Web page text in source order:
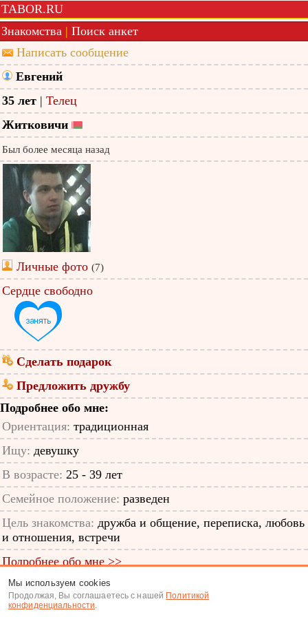
TABOR.RU
Знакомства | Поиск анкет
Написать сообщение
Евгений
35 лет | Телец
Житковичи
Был более месяца назад
Личные фото (7)
Сердце свободно
Сделать подарок
Предложить дружбу
Подробнее обо мне:
Ориентация: традиционная
Ищу: девушку
В возрасте: 25 - 39 лет
Семейное положение: разведен
Цель знакомства: дружба и общение, переписка, любовь
и отношения, встречи
Подробнее обо мне >>
ID анкеты: 63647867
Знакомства|Поиск анкет
Мы используем cookies
Продолжая, Вы соглашаетесь с нашей Политикой
конфиденциальности.